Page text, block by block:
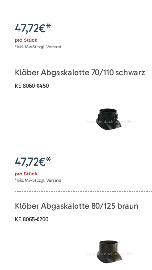
47,72€*
pro Stück
*inkl. MwSt zzgl. Versand
Klöber Abgaskalotte 70/110 schwarz
KE 8060-0450
47,72€*
pro Stück
*inkl. MwSt zzgl. Versand
Klöber Abgaskalotte 80/125 braun
KE 8065-0200